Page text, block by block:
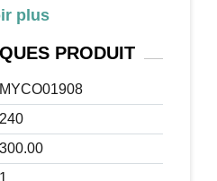
: L.3 x l.3 x H.2,4
2 m
L.1,23 x l.2,0l x
: 3 mètres
plus
PRODUIT
MYCO01908
240
300.00
1